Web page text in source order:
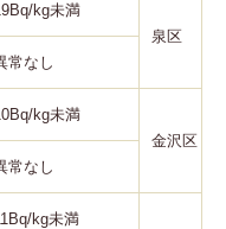
kg未満
泉区
常なし
kg未満
金沢区
常なし
kg未満